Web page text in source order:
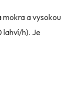
mokra a vysokou
h). Je